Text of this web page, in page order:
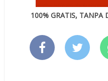
100% GRATIS, TANPA